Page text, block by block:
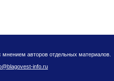
авторов отдельных материалов.
info.ru